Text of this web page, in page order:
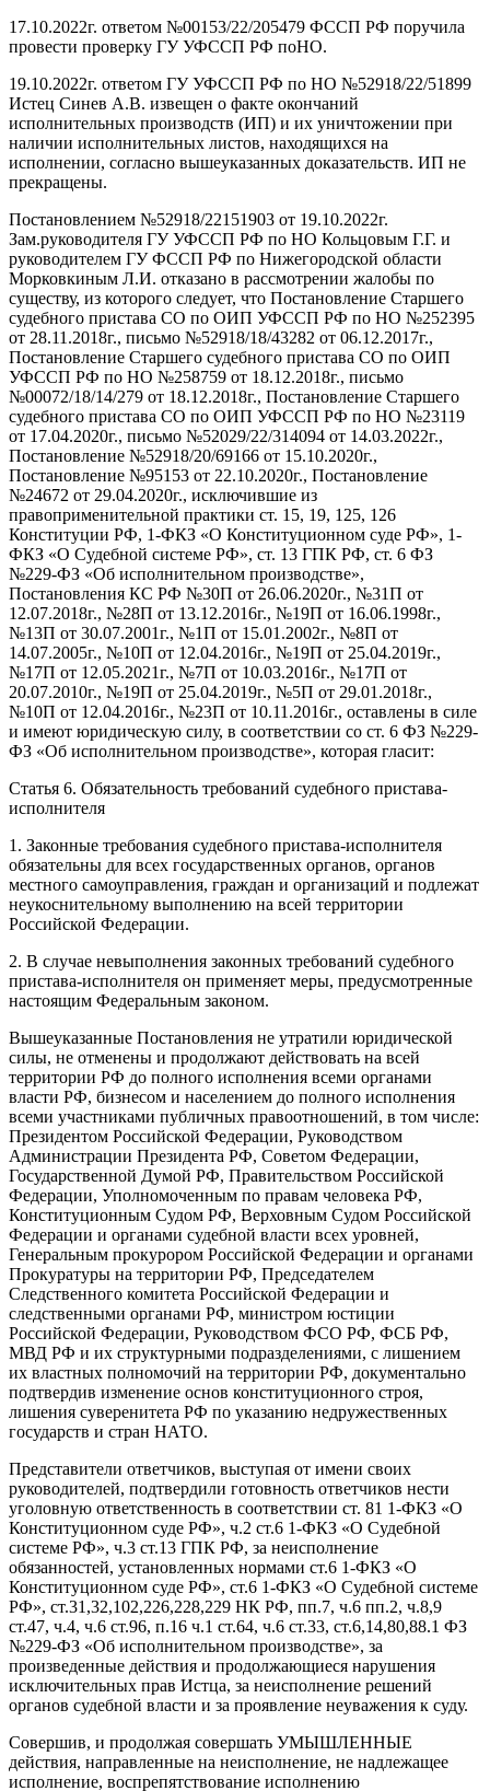
17.10.2022г. ответом №00153/22/205479 ФССП РФ поручила
провести проверку ГУ УФССП РФ поНО.
19.10.2022г. ответом ГУ УФССП РФ по НО №52918/22/51899
Истец Синев А.В. извещен о факте окончаний
исполнительных производств (ИП) и их уничтожении при
наличии исполнительных листов, находящихся на
исполнении, согласно вышеуказанных доказательств. ИП не
прекращены.
Постановлением №52918/22151903 от 19.10.2022г.
Зам.руководителя ГУ УФССП РФ по НО Кольцовым Г.Г. и
руководителем ГУ ФССП РФ по Нижегородской области
Морковкиным Л.И. отказано в рассмотрении жалобы по
существу, из которого следует, что Постановление Старшего
судебного пристава СО по ОИП УФССП РФ по НО №252395
от 28.11.2018г., письмо №52918/18/43282 от 06.12.2017г.,
Постановление Старшего судебного пристава СО по ОИП
УФССП РФ по НО №258759 от 18.12.2018г., письмо
№00072/18/14/279 от 18.12.2018г., Постановление Старшего
судебного пристава СО по ОИП УФССП РФ по НО №23119
от 17.04.2020г., письмо №52029/22/314094 от 14.03.2022г.,
Постановление №52918/20/69166 от 15.10.2020г.,
Постановление №95153 от 22.10.2020г., Постановление
№24672 от 29.04.2020г., исключившие из
правоприменительной практики ст. 15, 19, 125, 126
Конституции РФ, 1-ФКЗ «О Конституционном суде РФ», 1-
ФКЗ «О Судебной системе РФ», ст. 13 ГПК РФ, ст. 6 ФЗ
№229-ФЗ «Об исполнительном производстве»,
Постановления КС РФ №30П от 26.06.2020г., №31П от
12.07.2018г., №28П от 13.12.2016г., №19П от 16.06.1998г.,
№13П от 30.07.2001г., №1П от 15.01.2002г., №8П от
14.07.2005г., №10П от 12.04.2016г., №19П от 25.04.2019г.,
№17П от 12.05.2021г., №7П от 10.03.2016г., №17П от
20.07.2010г., №19П от 25.04.2019г., №5П от 29.01.2018г.,
№10П от 12.04.2016г., №23П от 10.11.2016г., оставлены в силе
и имеют юридическую силу, в соответствии со ст. 6 ФЗ №229-
ФЗ «Об исполнительном производстве», которая гласит:
Статья 6. Обязательность требований судебного пристава-
исполнителя
1. Законные требования судебного пристава-исполнителя
обязательны для всех государственных органов, органов
местного самоуправления, граждан и организаций и подлежат
неукоснительному выполнению на всей территории
Российской Федерации.
2. В случае невыполнения законных требований судебного
пристава-исполнителя он применяет меры, предусмотренные
настоящим Федеральным законом.
Вышеуказанные Постановления не утратили юридической
силы, не отменены и продолжают действовать на всей
территории РФ до полного исполнения всеми органами
власти РФ, бизнесом и населением до полного исполнения
всеми участниками публичных правоотношений, в том числе:
Президентом Российской Федерации, Руководством
Администрации Президента РФ, Советом Федерации,
Государственной Думой РФ, Правительством Российской
Федерации, Уполномоченным по правам человека РФ,
Конституционным Судом РФ, Верховным Судом Российской
Федерации и органами судебной власти всех уровней,
Генеральным прокурором Российской Федерации и органами
Прокуратуры на территории РФ, Председателем
Следственного комитета Российской Федерации и
следственными органами РФ, министром юстиции
Российской Федерации, Руководством ФСО РФ, ФСБ РФ,
МВД РФ и их структурными подразделениями, с лишением
их властных полномочий на территории РФ, документально
подтвердив изменение основ конституционного строя,
лишения суверенитета РФ по указанию недружественных
государств и стран НАТО.
Представители ответчиков, выступая от имени своих
руководителей, подтвердили готовность ответчиков нести
уголовную ответственность в соответствии ст. 81 1-ФКЗ «О
Конституционном суде РФ», ч.2 ст.6 1-ФКЗ «О Судебной
системе РФ», ч.3 ст.13 ГПК РФ, за неисполнение
обязанностей, установленных нормами ст.6 1-ФКЗ «О
Конституционном суде РФ», ст.6 1-ФКЗ «О Судебной системе
РФ», ст.31,32,102,226,228,229 НК РФ, пп.7, ч.6 пп.2, ч.8,9
ст.47, ч.4, ч.6 ст.96, п.16 ч.1 ст.64, ч.6 ст.33, ст.6,14,80,88.1 ФЗ
№229-ФЗ «Об исполнительном производстве», за
произведенные действия и продолжающиеся нарушения
исключительных прав Истца, за неисполнение решений
органов судебной власти и за проявление неуважения к суду.
Совершив, и продолжая совершать УМЫШЛЕННЫЕ
действия, направленные на неисполнение, не надлежащее
исполнение, воспрепятствование исполнению